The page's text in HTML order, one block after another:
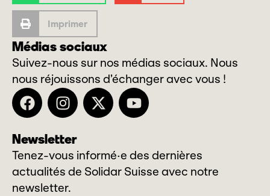
Imprimer
Médias sociaux
Suivez-nous sur nos médias sociaux. Nous
nous réjouissons d’échanger avec vous !
Newsletter
Tenez-vous informé·e des dernières
actualités de Solidar Suisse avec notre
newsletter.